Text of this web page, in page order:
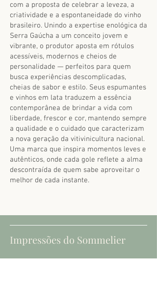
com a proposta de celebrar a leveza, a
criatividade e a espontaneidade do vinho
brasileiro. Unindo a expertise enológica da
Serra Gaúcha a um conceito jovem e
vibrante, o produtor aposta em rótulos
acessíveis, modernos e cheios de
personalidade — perfeitos para quem
busca experiências descomplicadas,
cheias de sabor e estilo. Seus espumantes
e vinhos em lata traduzem a essência
contemporânea de brindar a vida com
liberdade, frescor e cor, mantendo sempre
a qualidade e o cuidado que caracterizam
a nova geração da vitivinicultura nacional.
Uma marca que inspira momentos leves e
autênticos, onde cada gole reflete a alma
descontraída de quem sabe aproveitar o
melhor de cada instante.
Impressões do Sommelier